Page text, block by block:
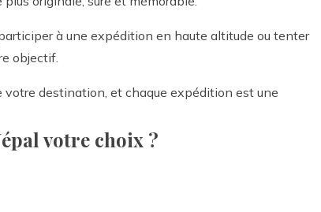
à une expédition en haute altitude ou tenter
objectif.
destination, et chaque expédition est une
votre choix ?